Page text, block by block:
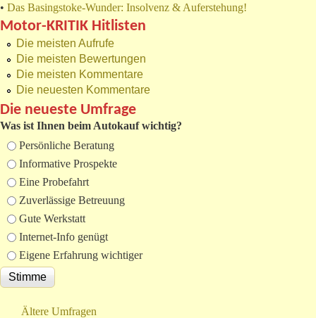
• Das Basingstoke-Wunder: Insolvenz & Auferstehung!
Motor-KRITIK Hitlisten
Die meisten Aufrufe
Die meisten Bewertungen
Die meisten Kommentare
Die neuesten Kommentare
Die neueste Umfrage
Was ist Ihnen beim Autokauf wichtig?
Auswahlmöglichkeiten
Persönliche Beratung
Informative Prospekte
Eine Probefahrt
Zuverlässige Betreuung
Gute Werkstatt
Internet-Info genügt
Eigene Erfahrung wichtiger
Ältere Umfragen